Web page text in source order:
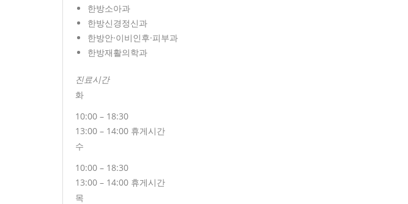
한방소아과
한방신경정신과
한방안·이비인후·피부과
한방재활의학과
진료시간
화
10:00 – 18:30
13:00 – 14:00 휴게시간
수
10:00 – 18:30
13:00 – 14:00 휴게시간
목